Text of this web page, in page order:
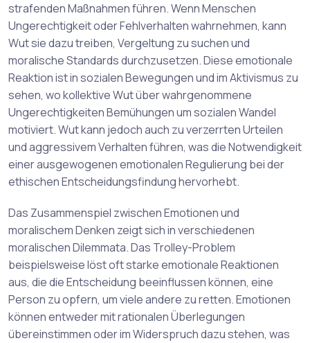
strafenden Maßnahmen führen. Wenn Menschen
Ungerechtigkeit oder Fehlverhalten wahrnehmen, kann
Wut sie dazu treiben, Vergeltung zu suchen und
moralische Standards durchzusetzen. Diese emotionale
Reaktion ist in sozialen Bewegungen und im Aktivismus zu
sehen, wo kollektive Wut über wahrgenommene
Ungerechtigkeiten Bemühungen um sozialen Wandel
motiviert. Wut kann jedoch auch zu verzerrten Urteilen
und aggressivem Verhalten führen, was die Notwendigkeit
einer ausgewogenen emotionalen Regulierung bei der
ethischen Entscheidungsfindung hervorhebt.
Das Zusammenspiel zwischen Emotionen und
moralischem Denken zeigt sich in verschiedenen
moralischen Dilemmata. Das Trolley-Problem
beispielsweise löst oft starke emotionale Reaktionen
aus, die die Entscheidung beeinflussen können, eine
Person zu opfern, um viele andere zu retten. Emotionen
können entweder mit rationalen Überlegungen
übereinstimmen oder im Widerspruch dazu stehen, was